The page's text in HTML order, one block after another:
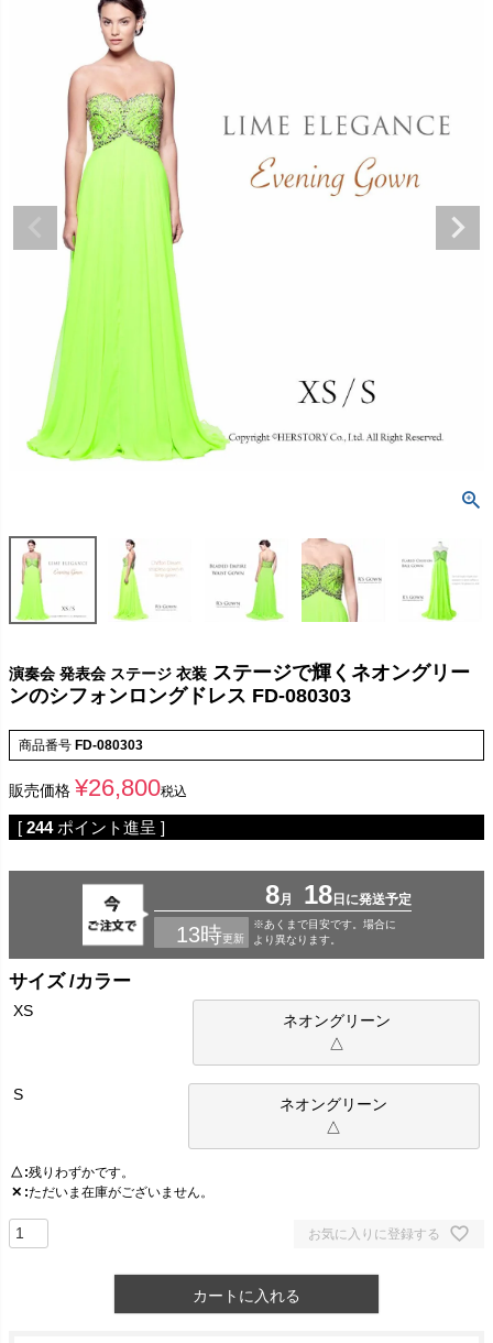
演奏会 発表会 ステージ 衣装 ステージで輝くネオングリー
ンのシフォンロングドレス FD-080303
商品番号 FD-080303
販売価格 ¥26,800税込
[ 244 ポイント進呈 ]
サイズ カラー
XS
ネオングリーン
△
S
ネオングリーン
△
△ 残りわずかです。
✕ ただいま在庫がございません。
お気に入りに登録する
カートに入れる